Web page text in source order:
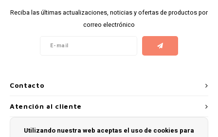
Contacto
Reciba las últimas actualizaciones, noticias y ofertas de productos por
correo electrónico
Atención al cliente
Mi cuenta
Utilizando nuestra web aceptas el uso de cookies para